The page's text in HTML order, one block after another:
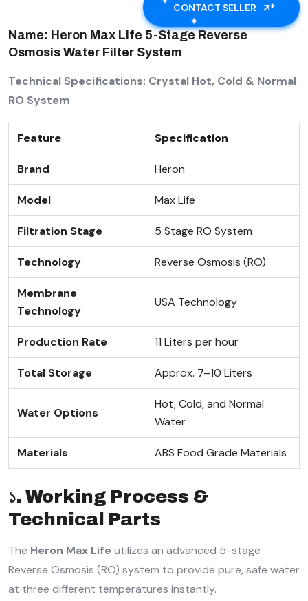
CONTACT SELLER
Name: Heron Max Life 5-Stage Reverse
Osmosis Water Filter System
Technical Specifications: Crystal Hot, Cold & Normal
RO System
Feature Specification
Brand Heron
Model Max Life
Filtration Stage 5 Stage RO System
Technology Reverse Osmosis (RO)
Membrane
Technology
USA Technology
Production Rate 11 Liters per hour
Total Storage Approx. 7–10 Liters
Water Options
Hot, Cold, and Normal
Water
Materials ABS Food Grade Materials
১. Working Process &
Technical Parts
The Heron Max Life utilizes an advanced 5-stage
Reverse Osmosis (RO) system to provide pure, safe water
at three different temperatures instantly.